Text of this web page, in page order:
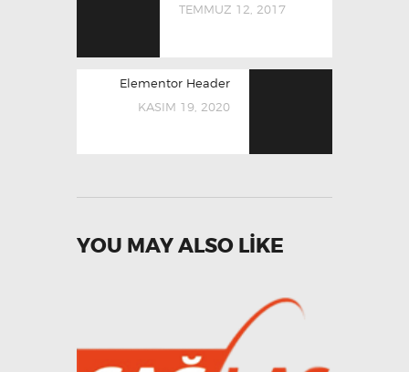
TEMMUZ 12, 2017
Elementor Header
KASIM 19, 2020
YOU MAY ALSO LIKE